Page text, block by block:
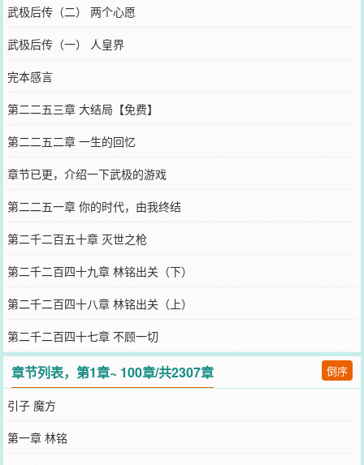
武极后传（二） 两个心愿
武极后传（一） 人皇界
完本感言
第二二五三章 大结局【免费】
第二二五二章 一生的回忆
章节已更，介绍一下武极的游戏
第二二五一章 你的时代，由我终结
第二千二百五十章 灭世之枪
第二千二百四十九章 林铭出关（下）
第二千二百四十八章 林铭出关（上）
第二千二百四十七章 不顾一切
章节列表，第1章~ 100章/共2307章 倒序
引子 魔方
第一章 林铭